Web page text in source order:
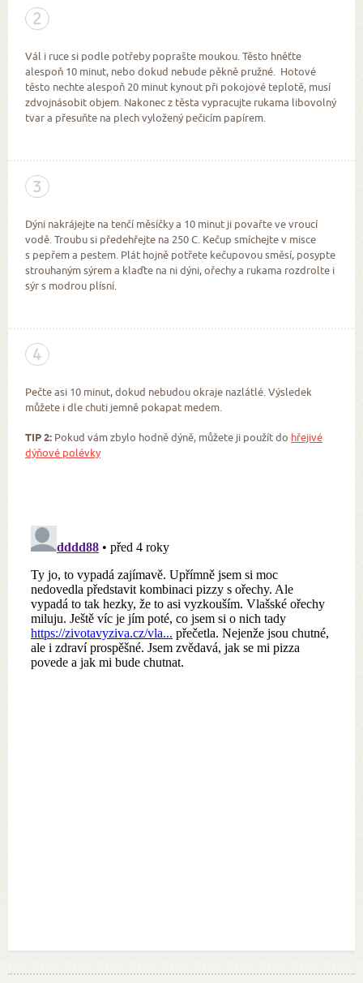
2
Vál i ruce si podle potřeby poprašte moukou. Těsto hněťte
alespoň 10 minut, nebo dokud nebude pěkně pružné. Hotové
těsto nechte alespoň 20 minut kynout při pokojové teplotě, musí
zdvojnásobit objem. Nakonec z těsta vypracujte rukama libovolný
tvar a přesuňte na plech vyložený pečicím papírem.
3
Dýni nakrájejte na tenčí měsíčky a 10 minut ji povařte ve vroucí
vodě. Troubu si předehřejte na 250 C. Kečup smíchejte v misce
s pepřem a pestem. Plát hojně potřete kečupovou směsí, posypte
strouhaným sýrem a klaďte na ni dýni, ořechy a rukama rozdrolte i
sýr s modrou plísní.
4
Pečte asi 10 minut, dokud nebudou okraje nazlátlé. Výsledek
můžete i dle chuti jemně pokapat medem.
TIP 2: Pokud vám zbylo hodně dýně, můžete ji použít do hřejivé
dýňové polévky